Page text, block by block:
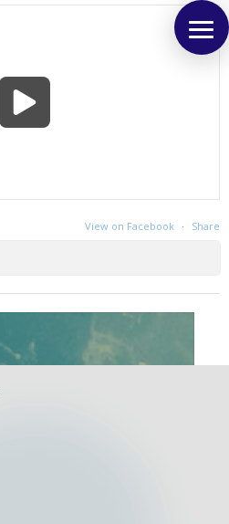
View on Facebook · Share